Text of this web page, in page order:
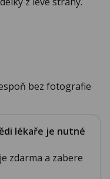
bez fotografie
lékaře je nutné
zdarma a zabere